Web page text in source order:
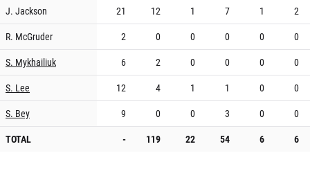
J. Jackson
21 12 1 7 1
2
R. McGruder
2 0 0 0 0
0
S. Mykhailiuk
6 2 0 0 0
0
S. Lee
12 4 1 1 0
0
S. Bey
9 0 0 3 0
0
TOTAL
- 119 22 54 6 6